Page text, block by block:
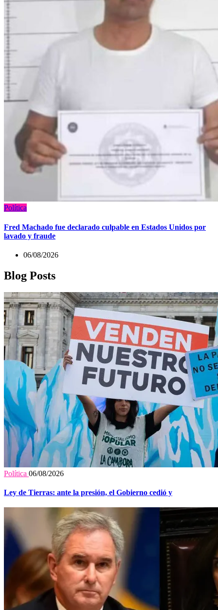
Política
Fred Machado fue declarado culpable en Estados Unidos por
lavado y fraude
06/08/2026
Blog Posts
Política 06/08/2026
Ley de Tierras: ante la presión, el Gobierno cedió y